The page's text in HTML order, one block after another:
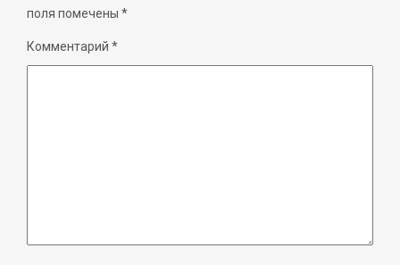
поля помечены *
Комментарий *